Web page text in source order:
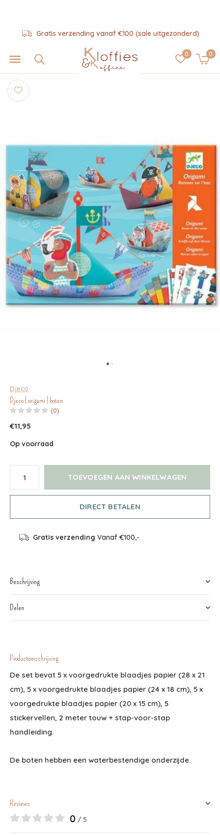
0 0
Gratis verzending vanaf €100 (sale uitgezonderd)
Djeco
Djeco | origami | boten
(0)
€11,95
Op voorraad
TOEVOEGEN AAN WINKELWAGEN
DIRECT BETALEN
Gratis verzending Vanaf €100,-
Beschrijving
Delen
Productomschrijving
De set bevat 5 x voorgedrukte blaadjes papier (28 x 21
cm), 5 x voorgedrukte blaadjes papier (24 x 18 cm), 5 x
voorgedrukte blaadjes papier (20 x 15 cm), 5
stickervellen, 2 meter touw + stap-voor-stap
handleiding.
De boten hebben een waterbestendige onderzijde.
Reviews
0 / 5